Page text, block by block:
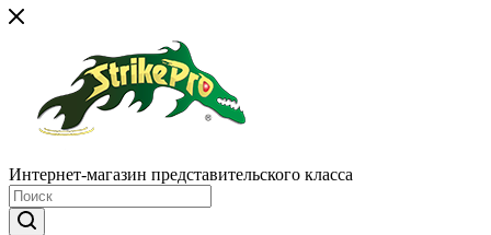
Интернет-магазин представительского класса